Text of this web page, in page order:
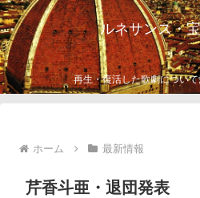
ルネサンス・
再生・復活した歌劇につい
ホーム 最新情報
芹香斗亜・退団発表